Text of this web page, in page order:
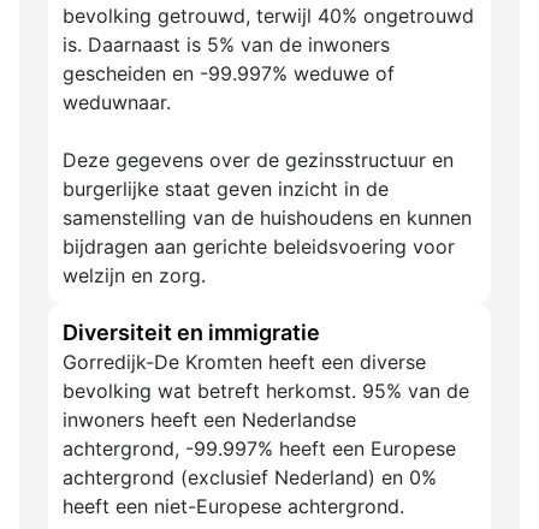
bevolking getrouwd, terwijl 40% ongetrouwd
is. Daarnaast is 5% van de inwoners
gescheiden en -99.997% weduwe of
weduwnaar.
Deze gegevens over de gezinsstructuur en
burgerlijke staat geven inzicht in de
samenstelling van de huishoudens en kunnen
bijdragen aan gerichte beleidsvoering voor
welzijn en zorg.
Diversiteit en immigratie
Gorredijk-De Kromten heeft een diverse
bevolking wat betreft herkomst. 95% van de
inwoners heeft een Nederlandse
achtergrond, -99.997% heeft een Europese
achtergrond (exclusief Nederland) en 0%
heeft een niet-Europese achtergrond.